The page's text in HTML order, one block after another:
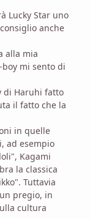
Lucky Star uno
anche
alla mia
mi sento di
di Haruhi fatto
il fatto che la
in quelle
ad esempio
Kagami
la classica
Tuttavia
pregio, in
cultura